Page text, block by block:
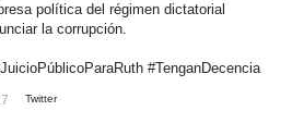
política del régimen dictatorial
la corrupción.
#TenganDecencia
Twitter